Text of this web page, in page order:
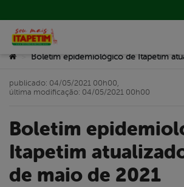
Você está aqui:
Boletim epidemiológico de
Itapetim
de maio de 2021
publicado: 04/05/2021 00h00,
última modificação: 04/05/2021 00h00